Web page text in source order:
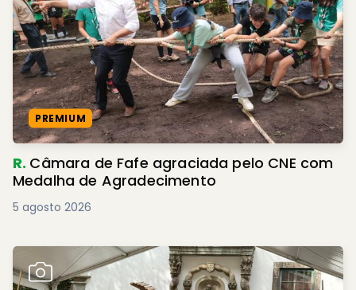
PREMIUM
R. Câmara de Fafe agraciada pelo CNE com
Medalha de Agradecimento
5 agosto 2026